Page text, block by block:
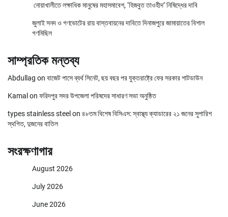
নোয়াখালীতে লক্ষাধিক মানুষের মহাসমাবেশ, ‘হিজবুত তাওহীদ’ নিষিদ্ধের দাবি
জুলাই সনদ ও গণভোটের রায় বাস্তবায়নের দাবিতে দিনাজপুরে জামায়াতের বিশাল
গণমিছিল
সাম্প্রতিক মন্তব্য
Abdullag on বাজেট পাসে ব্যর্থ সিনেট, ছয় বছর পর যুক্তরাষ্ট্রে ফের সরকার শাটডাউন
Kamal on ফরিদপুর সদর উপজেলা পরিষদের সাধারণ সভা অনুষ্ঠিত
types stainless steel on ৪৮তম বিশেষ বিসিএস: স্বাস্থ্য ক্যাডারের ২১ জনের সুপারিশ
স্থগিত, দুজনের বাতিল
সংরক্ষণাগার
August 2026
July 2026
June 2026